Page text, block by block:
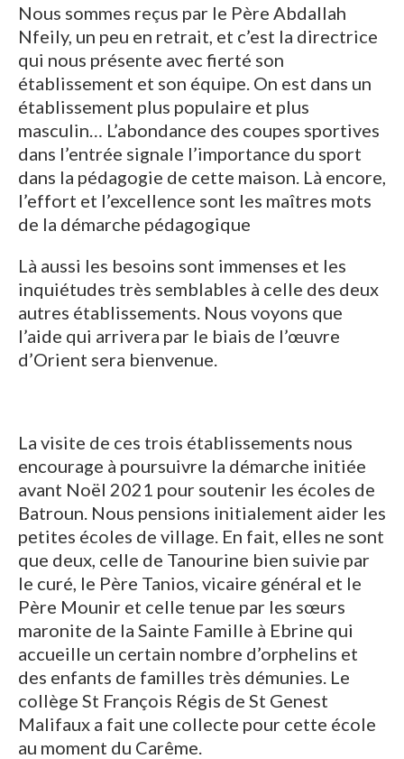
Nous sommes reçus par le Père Abdallah
Nfeily, un peu en retrait, et c’est la directrice
qui nous présente avec fierté son
établissement et son équipe. On est dans un
établissement plus populaire et plus
masculin… L’abondance des coupes sportives
dans l’entrée signale l’importance du sport
dans la pédagogie de cette maison. Là encore,
l’effort et l’excellence sont les maîtres mots
de la démarche pédagogique
Là aussi les besoins sont immenses et les
inquiétudes très semblables à celle des deux
autres établissements. Nous voyons que
l’aide qui arrivera par le biais de l’œuvre
d’Orient sera bienvenue.
La visite de ces trois établissements nous
encourage à poursuivre la démarche initiée
avant Noël 2021 pour soutenir les écoles de
Batroun. Nous pensions initialement aider les
petites écoles de village. En fait, elles ne sont
que deux, celle de Tanourine bien suivie par
le curé, le Père Tanios, vicaire général et le
Père Mounir et celle tenue par les sœurs
maronite de la Sainte Famille à Ebrine qui
accueille un certain nombre d’orphelins et
des enfants de familles très démunies. Le
collège St François Régis de St Genest
Malifaux a fait une collecte pour cette école
au moment du Carême.